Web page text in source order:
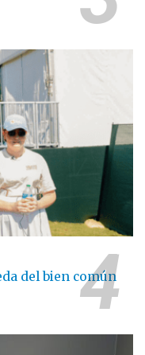
del bien común